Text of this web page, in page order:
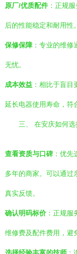
原厂/优质配件 ：正规
后的性能稳定和耐用性。
保修保障 ：专业的维
无忧。
成本效益 ：相比于盲
延长电器使用寿命，符
三、 在安庆如何
查看资质与口碑 ：优
多年的商家。可以通过
真实反馈。
确认明码标价 ：正规
维修费及配件费用，避